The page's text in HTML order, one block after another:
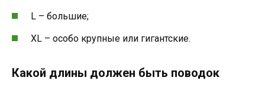
L – большие;
XL – особо крупные или гигантские.
Какой длины должен быть поводок